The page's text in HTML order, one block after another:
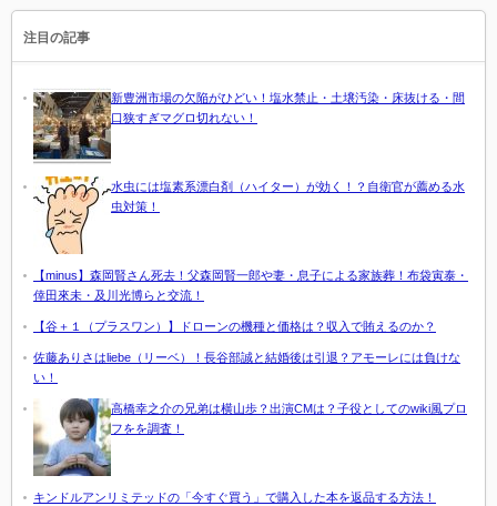
注目の記事
新豊洲市場の欠陥がひどい！塩水禁止・土壌汚染・床抜ける・間
口狭すぎマグロ切れない！
水虫には塩素系漂白剤（ハイター）が効く！？自衛官が薦める水
虫対策！
【minus】森岡賢さん死去！父森岡賢一郎や妻・息子による家族葬！布袋寅泰・
倖田來未・及川光博らと交流！
【谷＋１（プラスワン）】ドローンの機種と価格は？収入で賄えるのか？
佐藤ありさはliebe（リーベ）！長谷部誠と結婚後は引退？アモーレには負けな
い！
高橋幸之介の兄弟は横山歩？出演CMは？子役としてのwiki風プロ
フをを調査！
キンドルアンリミテッドの「今すぐ買う」で購入した本を返品する方法！